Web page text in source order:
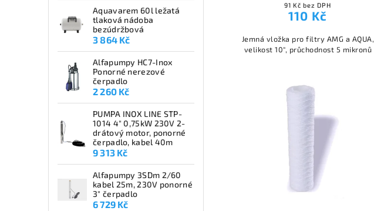
Aquavarem 60l ležatá
tlaková nádoba
bezúdržbová
3 864 Kč
Alfapumpy HC7-Inox
Ponorné nerezové
čerpadlo
2 260 Kč
PUMPA INOX LINE STP-
1014 4" 0,75kW 230V 2-
drátový motor, ponorné
čerpadlo, kabel 40m
9 313 Kč
Alfapumpy 3SDm 2/60
kabel 25m, 230V ponorné
3" čerpadlo
6 729 Kč
91 Kč bez DPH
110 Kč
Jemná vložka pro filtry AMG a AQUA,
velikost 10", průchodnost 5 mikronů